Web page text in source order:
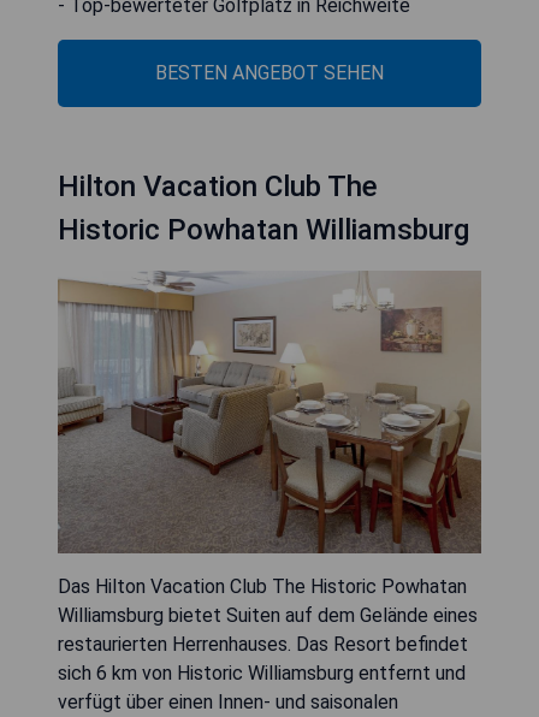
- Top-bewerteter Golfplatz in Reichweite
BESTEN ANGEBOT SEHEN
Hilton Vacation Club The
Historic Powhatan Williamsburg
Das Hilton Vacation Club The Historic Powhatan
Williamsburg bietet Suiten auf dem Gelände eines
restaurierten Herrenhauses. Das Resort befindet
sich 6 km von Historic Williamsburg entfernt und
verfügt über einen Innen- und saisonalen